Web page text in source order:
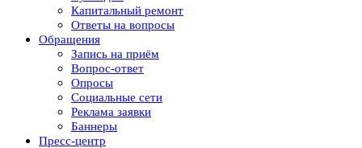
Капитальный ремонт
Ответы на вопросы
Обращения
Запись на приём
Вопрос-ответ
Опросы
Социальные сети
Реклама заявки
Баннеры
Пресс-центр